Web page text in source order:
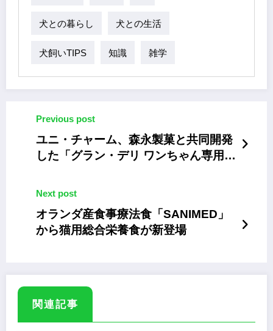
犬との暮らし 犬との生活
犬飼いTIPS 知識 雑学
Previous post
ユニ・チャーム、森永製菓と共同開発
した「グラン・デリ ワンちゃん専用
Next post
オランダ産食事療法食「SANIMED」
から猫用総合栄養食が新登場
関連記事